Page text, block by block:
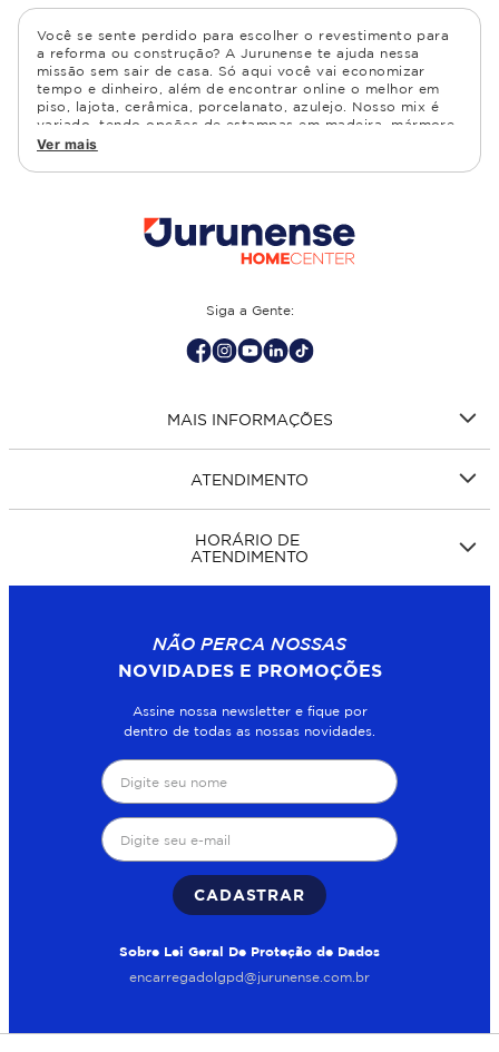
Você se sente perdido para escolher o revestimento para
a reforma ou construção? A Jurunense te ajuda nessa
missão sem sair de casa. Só aqui você vai economizar
tempo e dinheiro, além de encontrar online o melhor em
piso, lajota, cerâmica, porcelanato, azulejo. Nosso mix é
variado, tendo opções de estampas em madeira, mármore,
granito, cimento, geométrico, e muito mais Confira as
cozinha, quarto, sala de estar.
Ver mais
Siga a Gente:
MAIS INFORMAÇÕES
ATENDIMENTO
HORÁRIO DE
ATENDIMENTO
NÃO PERCA NOSSAS
NOVIDADES E PROMOÇÕES
Assine nossa newsletter e fique por
dentro de todas as nossas novidades.
CADASTRAR
Sobre Lei Geral De Proteção de Dados
encarregadolgpd@jurunense.com.br